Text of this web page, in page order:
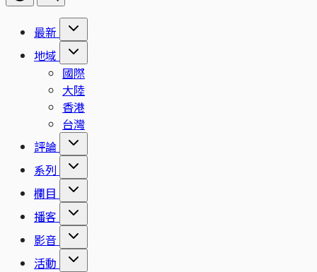
最新
地域
國際
大陸
香港
台灣
評論
系列
欄目
播客
影音
活動